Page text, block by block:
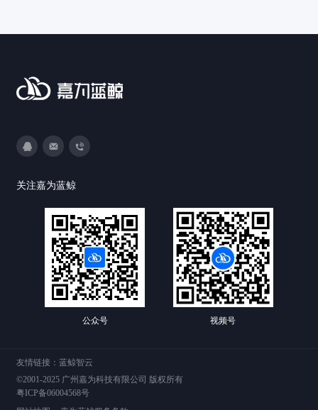
关注嘉为蓝鲸
公众号 视频号
友情链接：蓝鲸智云
©2001-2025 广州嘉为科技有限公司 版权所有
粤ICP备06004568号